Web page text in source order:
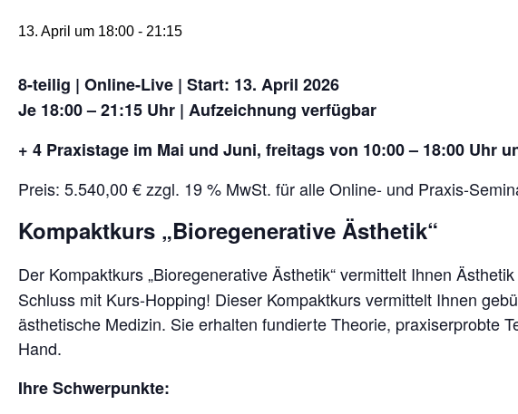
13. April um 18:00 - 21:15
8-teilig | Online-Live | Start: 13. April 2026
Je 18:00 – 21:15 Uhr | Aufzeichnung verfügbar
+ 4 Praxistage im Mai und Juni, freitags von 10:00 – 18:00 Uhr
Preis: 5.540,00 € zzgl. 19 % MwSt. für alle Online- und Praxis-
Kompaktkurs „Bioregenerative Ästhetik“
Der Kompaktkurs „Bioregenerative Ästhetik“ vermittelt Ihnen
Schluss mit Kurs-Hopping! Dieser Kompaktkurs vermittelt Ihnen
ästhetische Medizin. Sie erhalten fundierte Theorie, praxiserprobte
Hand.
Ihre Schwerpunkte: